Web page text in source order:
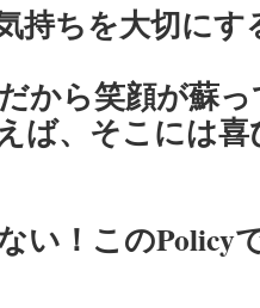
持ちを大切に
から笑顔が蘇
ば、そこには
い！このPolicy